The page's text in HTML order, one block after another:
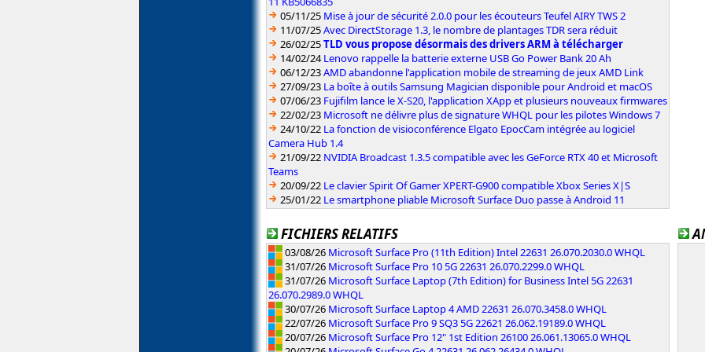
05/11/25 Mise à jour de sécurité 2.0.0 pour les écouteurs Teufel AIRY TWS 2
11/07/25Avec DirectStorage 1.3, le nombre de plantages TDR sera réduit
26/02/25TLD vous propose désormais des drivers ARM à télécharger
14/02/24Lenovo rappelle la batterie externe USB Go Power Bank 20 Ah
06/12/23AMD abandonne l'application mobile de streaming de jeux AMD Link
27/09/23 La boîte à outils Samsung Magician disponible pour Android et macOS
07/06/23 Fujifilm lance le X-S20, l'application XApp et plusieurs nouveaux firmwares
22/02/23 Microsoft ne délivre plus de signature WHQL pour les pilotes Windows 7
24/10/22 La fonction de visioconférence Elgato EpocCam intégrée au logiciel
Camera Hub 1.4
21/09/22 NVIDIA Broadcast 1.3.5 compatible avec les GeForce RTX 40 et Microsoft
Teams
20/09/22 Le clavier Spirit Of Gamer XPERT-G900 compatible Xbox Series X|S
25/01/22 Le smartphone pliable Microsoft Surface Duo passe à Android 11
FICHIERS RELATIFS
03/08/26 Microsoft Surface Pro (11th Edition) Intel 22631 26.070.2030.0 WHQL
31/07/26 Microsoft Surface Pro 10 5G 22631 26.070.2299.0 WHQL
31/07/26 Microsoft Surface Laptop (7th Edition) for Business Intel 5G 22631
26.070.2989.0 WHQL
30/07/26 Microsoft Surface Laptop 4 AMD 22631 26.070.3458.0 WHQL
22/07/26 Microsoft Surface Pro 9 SQ3 5G 22621 26.062.19189.0 WHQL
20/07/26 Microsoft Surface Pro 12" 1st Edition 26100 26.061.13065.0 WHQL